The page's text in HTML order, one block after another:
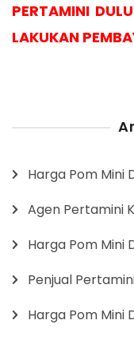
PERTAMINI
LAKUKAN
Harga Pom Mini
Agen Pertamini
Harga Pom Mini
Penjual
Harga Pom Mini